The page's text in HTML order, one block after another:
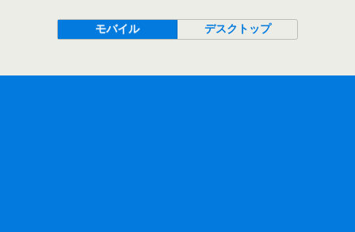
モバイル デスクトップ